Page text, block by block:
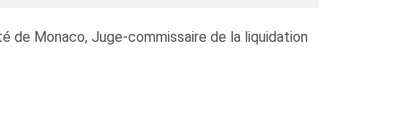
de Monaco, Juge‑commissaire de la liquidation